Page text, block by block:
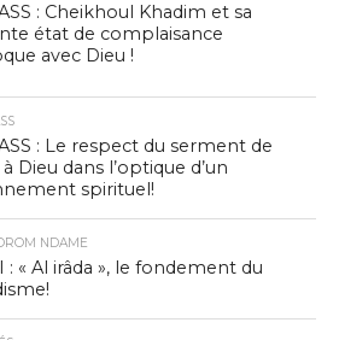
: Cheikhoul Khadim et sa
état de complaisance
avec Dieu !
: Le respect du serment de
Dieu dans l’optique d’un
spirituel!
NDAME
: « Al irâda », le fondement du